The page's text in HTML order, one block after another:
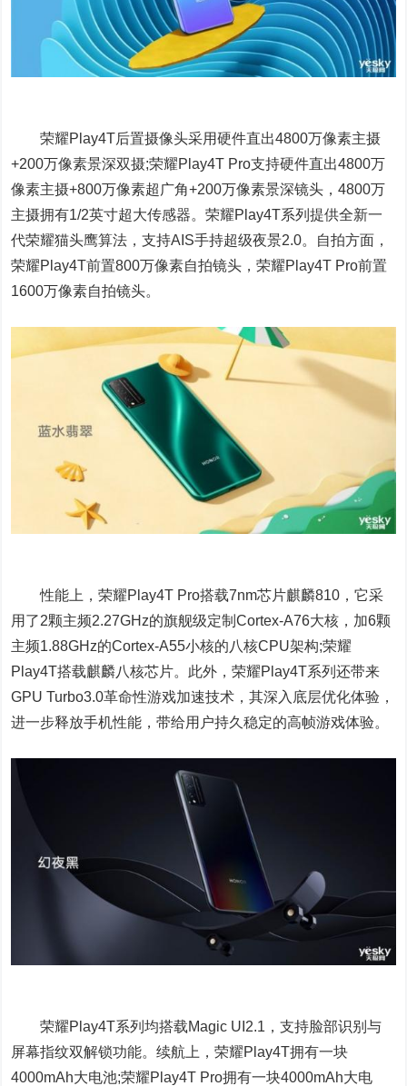
荣耀Play4T后置摄像头采用硬件直出4800万像素主摄
+200万像素景深双摄;荣耀Play4T Pro支持硬件直出4800万
像素主摄+800万像素超广角+200万像素景深镜头，4800万
主摄拥有1/2英寸超大传感器。荣耀Play4T系列提供全新一
代荣耀猫头鹰算法，支持AIS手持超级夜景2.0。自拍方面，
荣耀Play4T前置800万像素自拍镜头，荣耀Play4T Pro前置
1600万像素自拍镜头。
性能上，荣耀Play4T Pro搭载7nm芯片麒麟810，它采
用了2颗主频2.27GHz的旗舰级定制Cortex-A76大核，加6颗
主频1.88GHz的Cortex-A55小核的八核CPU架构;荣耀
Play4T搭载麒麟八核芯片。此外，荣耀Play4T系列还带来
GPU Turbo3.0革命性游戏加速技术，其深入底层优化体验，
进一步释放手机性能，带给用户持久稳定的高帧游戏体验。
荣耀Play4T系列均搭载Magic UI2.1，支持脸部识别与
屏幕指纹双解锁功能。续航上，荣耀Play4T拥有一块
4000mAh大电池;荣耀Play4T Pro拥有一块4000mAh大电